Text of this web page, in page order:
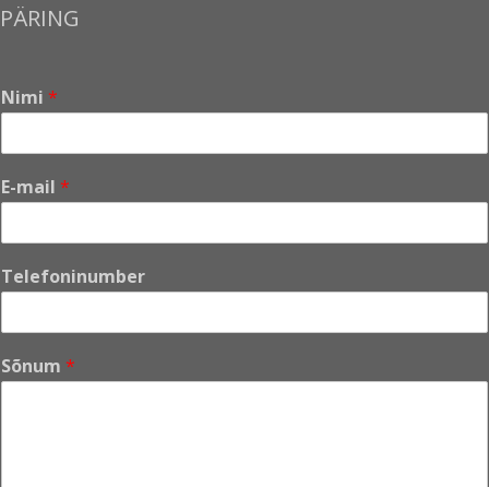
PÄRING
Nimi *
*
E
m
*
E-mail *
Telefoninumber
Sõnum *